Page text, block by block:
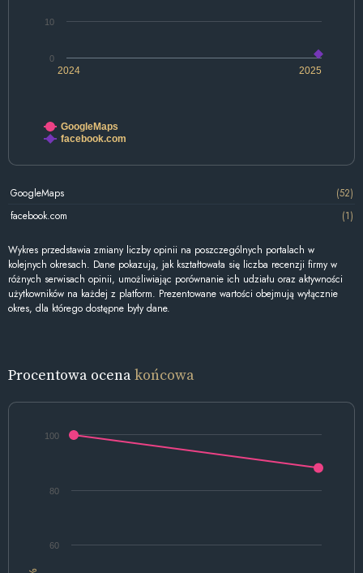
2024 2025
0
10
GoogleMaps
facebook.com
GoogleMaps
(52)
facebook.com
(1)
Wykres przedstawia zmiany liczby opinii na poszczególnych portalach w
kolejnych okresach. Dane pokazują, jak kształtowała się liczba recenzji firmy w
różnych serwisach opinii, umożliwiając porównanie ich udziału oraz aktywności
użytkowników na każdej z platform. Prezentowane wartości obejmują wyłącznie
okres, dla którego dostępne były dane.
Procentowa ocenakońcowa
60
80
100